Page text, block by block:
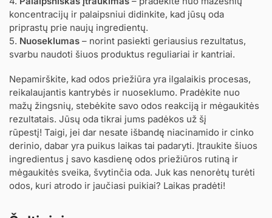
koncentracijų ir palaipsniui didinkite, kad jūsų oda
priprastų prie naujų ingredientų.
5. Nuoseklumas – norint pasiekti geriausius rezultatus,
svarbu naudoti šiuos produktus reguliariai ir kantriai.
Nepamirškite, kad odos priežiūra yra ilgalaikis procesas,
reikalaujantis kantrybės ir nuoseklumo. Pradėkite nuo
mažų žingsnių, stebėkite savo odos reakciją ir mėgaukitės
rezultatais. Jūsų oda tikrai jums padėkos už šį
rūpestį! Taigi, jei dar nesate išbandę niacinamido ir cinko
derinio, dabar yra puikus laikas tai padaryti. Įtraukite šiuos
ingredientus į savo kasdienę odos priežiūros rutiną ir
mėgaukitės sveika, švytinčia oda. Juk kas nenorėtų turėti
odos, kuri atrodo ir jaučiasi puikiai? Laikas pradėti!